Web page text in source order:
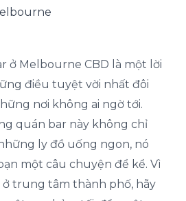
ở Melbourne CBD là một lời
điều tuyệt vời nhất đôi
nơi không ai ngờ tới.
quán bar này không chỉ
ly đồ uống ngon, nó
một câu chuyện để kể. Vì
ở trung tâm thành phố, hãy